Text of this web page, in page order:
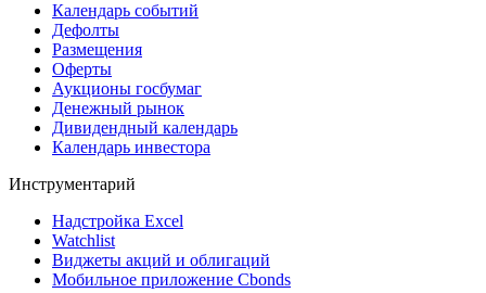
Календарь событий
Дефолты
Размещения
Оферты
Аукционы госбумаг
Денежный рынок
Дивидендный календарь
Календарь инвестора
Инструментарий
Надстройка Excel
Watchlist
Виджеты акций и облигаций
Мобильное приложение Cbonds